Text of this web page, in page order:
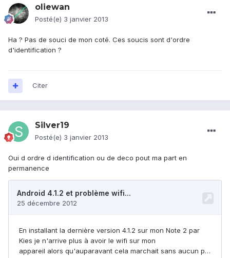
oliewan
Posté(e) 3 janvier 2013
Ha ? Pas de souci de mon coté. Ces soucis sont d'ordre
d'identification ?
Citer
Silver19
Posté(e) 3 janvier 2013
Oui d ordre d identification ou de deco pout ma part en
permanence